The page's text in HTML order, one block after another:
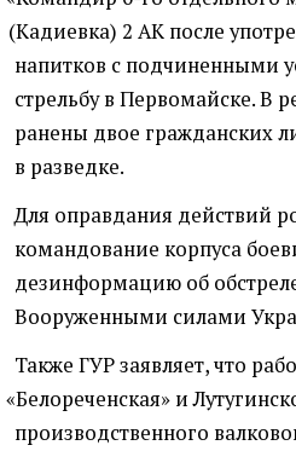
(Кадиевка) 2 АК после
напитков с подчиненными
стрельбу в Первомайске. В
ранены двое гражданских
в разведке.
Для оправдания действий
командование корпуса
дезинформацию об
Вооруженными силами
Также ГУР заявляет, что
«Белореченская» и
производственного